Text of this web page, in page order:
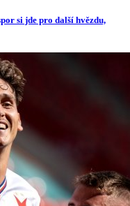
si jde pro další hvězdu,